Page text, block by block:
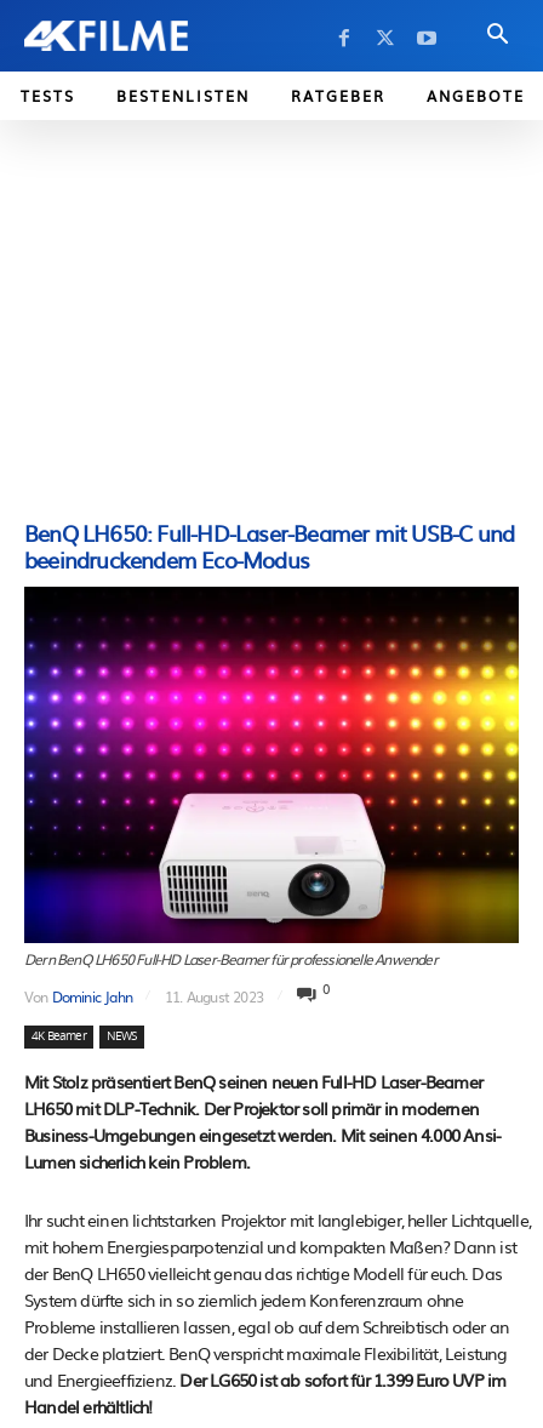
TESTS BESTENLISTEN RATGEBER ANGEBOTE
BenQ LH650: Full-HD-Laser-Beamer mit USB-C und
beeindruckendem Eco-Modus
Dern BenQ LH650 Full-HD Laser-Beamer für professionelle Anwender
Von Dominic Jahn 11. August 2023 0
4K Beamer NEWS
Mit Stolz präsentiert BenQ seinen neuen Full-HD Laser-Beamer
LH650 mit DLP-Technik. Der Projektor soll primär in modernen
Business-Umgebungen eingesetzt werden. Mit seinen 4.000 Ansi-
Lumen sicherlich kein Problem.
Ihr sucht einen lichtstarken Projektor mit langlebiger, heller Lichtquelle,
mit hohem Energiesparpotenzial und kompakten Maßen? Dann ist
der BenQ LH650 vielleicht genau das richtige Modell für euch. Das
System dürfte sich in so ziemlich jedem Konferenzraum ohne
Probleme installieren lassen, egal ob auf dem Schreibtisch oder an
der Decke platziert. BenQ verspricht maximale Flexibilität, Leistung
und Energieeffizienz. Der LG650 ist ab sofort für 1.399 Euro UVP im
Handel erhältlich!